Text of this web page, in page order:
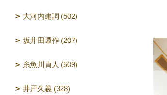
大河内建詞 (502)
坂井田環作 (207)
糸魚川貞人 (509)
井戸久義 (328)